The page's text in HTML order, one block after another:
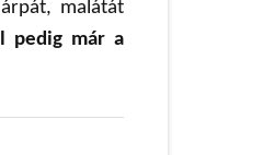
malátát
pedig már a